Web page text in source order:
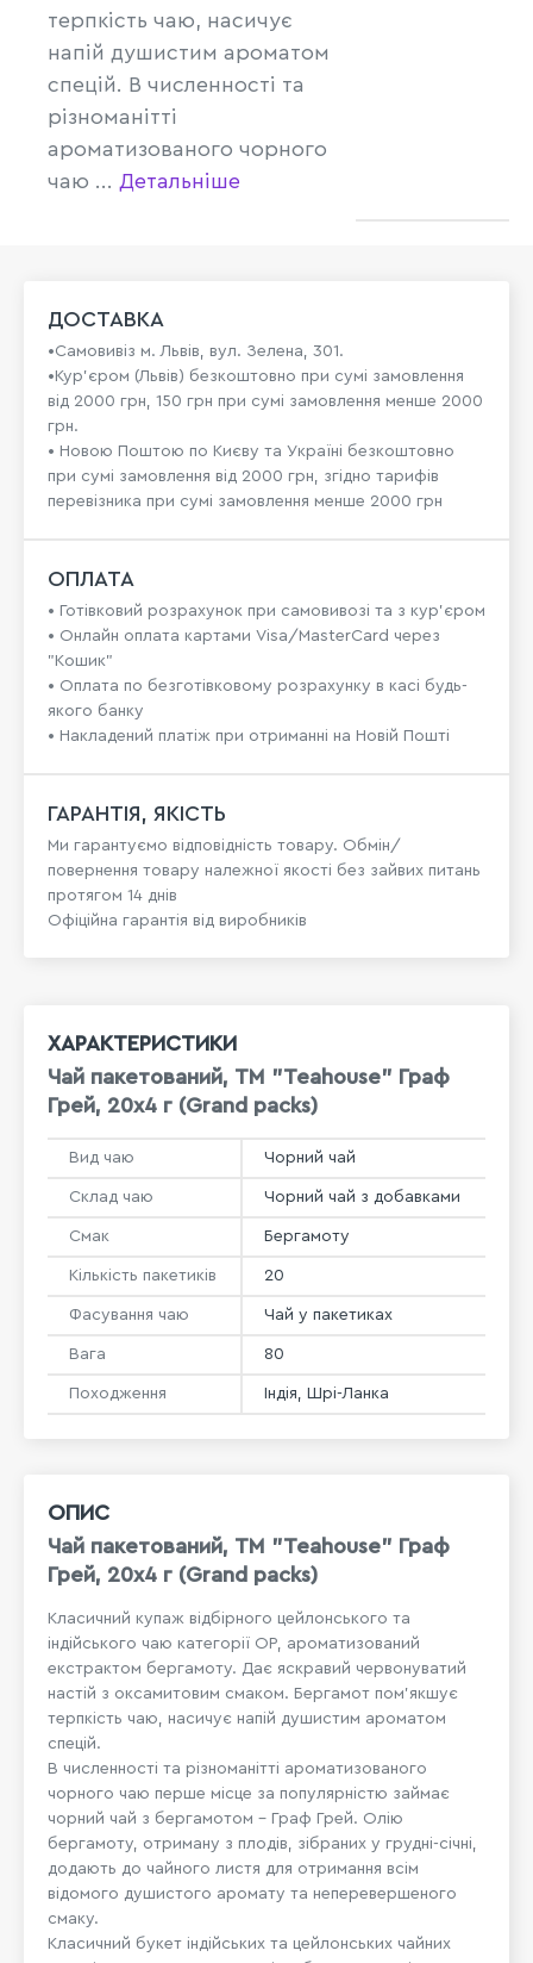
терпкість чаю, насичує
напій душистим ароматом
спецій. В численності та
різноманітті
ароматизованого чорного
чаю ... Детальніше
ДОСТАВКА
•Самовивіз м. Львів, вул. Зелена, 301.
•Кур'єром (Львів) безкоштовно при сумі замовлення
від 2000 грн, 150 грн при сумі замовлення менше 2000
грн.
• Новою Поштою по Києву та Україні безкоштовно
при сумі замовлення від 2000 грн, згідно тарифів
перевізника при сумі замовлення менше 2000 грн
ОПЛАТА
• Готівковий розрахунок при самовивозі та з кур’єром
• Онлайн оплата картами Visa/MasterCard через
"Кошик"
• Оплата по безготівковому розрахунку в касі будь-
якого банку
• Накладений платіж при отриманні на Новій Пошті
ГАРАНТІЯ, ЯКІСТЬ
Ми гарантуємо відповідність товару. Обмін/
повернення товару належної якості без зайвих питань
протягом 14 днів
Офіційна гарантія від виробників
ОПИС
Чай пакетований, ТМ "Teahouse" Граф
Грей, 20х4 г (Grand packs)
Класичний купаж відбірного цейлонського та
індійського чаю категорії ОР, ароматизований
екстрактом бергамоту. Дає яскравий червонуватий
настій з оксамитовим смаком. Бергамот пом'якшує
терпкість чаю, насичує напій душистим ароматом
спецій.
В численності та різноманітті ароматизованого
чорного чаю перше місце за популярністю займає
чорний чай з бергамотом – Граф Грей. Олію
бергамоту, отриману з плодів, зібраних у грудні-січні,
додають до чайного листя для отримання всім
відомого душистого аромату та неперевершеного
смаку.
Класичний букет індійських та цейлонських чайних
ХАРАКТЕРИСТИКИ
Чай пакетований, ТМ "Teahouse" Граф
Грей, 20х4 г (Grand packs)
Вид чаю Чорний чай
Склад чаю Чорний чай з добавками
Смак Бергамоту
Кількість пакетиків 20
Фасування чаю Чай у пакетиках
Вага 80
Походження Індія, Шрі-Ланка